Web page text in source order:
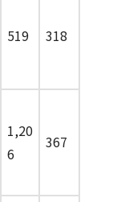
519 318
1,20
6
367